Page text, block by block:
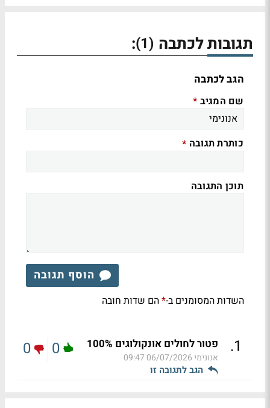
תגובות לכתבה (1)
:
הגב לכתבה
שם המגיב *
כותרת תגובה *
תוכן התגובה
הוסף תגובה
השדות המסומנים ב-*הם שדות חובה
1
. פטור לחולים אונקולוגים 100%
אנונימי06/07/2026 09:47
הגב לתגובה זו
0
0